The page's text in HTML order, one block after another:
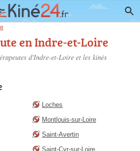
en Indre-et-Loire
d'Indre-et-Loire et les kinés
Loches
Montlouis-sur-Loire
Saint-Avertin
Saint-Cyr-sur-Loire